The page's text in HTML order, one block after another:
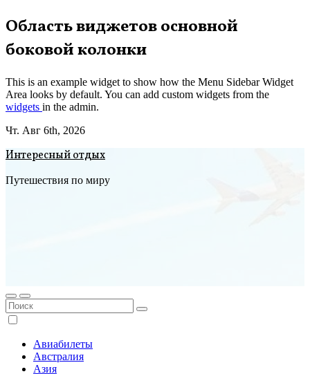
Перейти
к
содержимому
Область виджетов основной
боковой колонки
This is an example widget to show how the Menu Sidebar Widget
Area looks by default. You can add custom widgets from the
widgets in the admin.
Чт. Авг 6th, 2026
Интересный отдых
Путешествия по миру
Авиабилеты
Австралия
Азия